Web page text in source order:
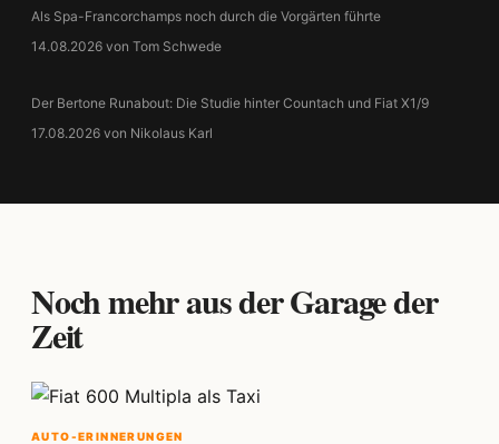
Als Spa-Francorchamps noch durch die Vorgärten führte
14.08.2026 von Tom Schwede
Der Bertone Runabout: Die Studie hinter Countach und Fiat X1/9
17.08.2026 von Nikolaus Karl
Noch mehr aus der Garage der
Zeit
AUTO-ERINNERUNGEN